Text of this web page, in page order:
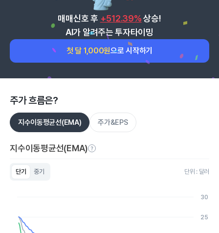
매매신호 후 +512.39% 상승!
AI가 알려주는 투자타이밍
첫 달 1,000원으로 시작하기
주가 흐름은?
지수이동평균선(EMA) 주가&EPS
지수이동평균선(EMA)
단기 중기 단위 : 달러
The chart has 1 X axis displaying Time. Data ranges from
The chart has 1 Y axis displaying values. Data ranges from
25
30